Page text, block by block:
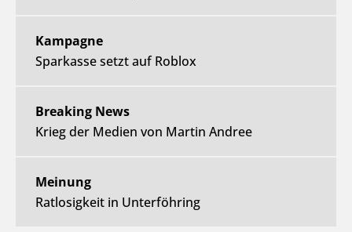
Kampagne
Sparkasse setzt auf Roblox
Breaking News
Krieg der Medien von Martin Andree
Meinung
Ratlosigkeit in Unterföhring